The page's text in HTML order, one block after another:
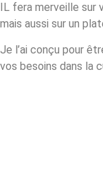
IL fera merveille sur
mais aussi sur un
Je l’ai conçu pour
vos besoins dans la